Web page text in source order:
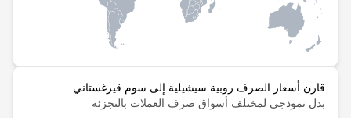
قارن أسعار الصرف روبية سيشيلية إلى سوم قيرغستاني
بدل نموذجي لمختلف أسواق صرف العملات بالتجزئة